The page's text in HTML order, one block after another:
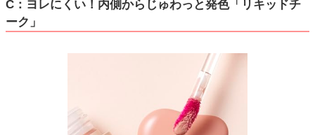
C：ヨレにくい！内側からじゅわっと発色「リキッドチ
ーク」